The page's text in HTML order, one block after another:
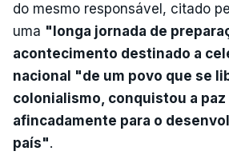
do mesmo responsável, citado
uma "longa jornada de
acontecimento destinado a
nacional "de um povo que se
colonialismo, conquistou a paz
afincadamente para o
país".